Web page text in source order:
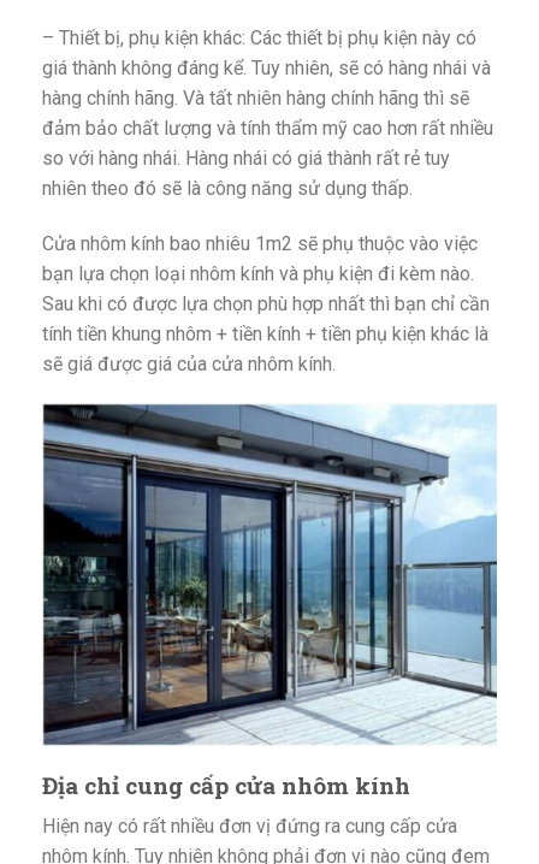
– Thiết bị, phụ kiện khác: Các thiết bị phụ kiện này có
giá thành không đáng kể. Tuy nhiên, sẽ có hàng nhái và
hàng chính hãng. Và tất nhiên hàng chính hãng thì sẽ
đảm bảo chất lượng và tính thẩm mỹ cao hơn rất nhiều
so với hàng nhái. Hàng nhái có giá thành rất rẻ tuy
nhiên theo đó sẽ là công năng sử dụng thấp.
Cửa nhôm kính bao nhiêu 1m2 sẽ phụ thuộc vào việc
bạn lựa chọn loại nhôm kính và phụ kiện đi kèm nào.
Sau khi có được lựa chọn phù hợp nhất thì bạn chỉ cần
tính tiền khung nhôm + tiền kính + tiền phụ kiện khác là
sẽ giá được giá của cửa nhôm kính.
Địa chỉ cung cấp cửa nhôm kính
Hiện nay có rất nhiều đơn vị đứng ra cung cấp cửa
nhôm kính. Tuy nhiên không phải đơn vị nào cũng đem